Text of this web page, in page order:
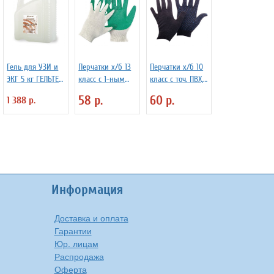
Гель для УЗИ и
ЭКГ 5 кг ГЕЛЬТЕК
высокой
вязкости,
1 388 р.
Перчатки х/б 13
класс с 1-ным
покрытием,
размер
58 р.
Перчатки х/б 10
класс с точ. ПВХ,
универсальный
60 р.
Информация
Доставка и оплата
Гарантии
Юр. лицам
Распродажа
Оферта